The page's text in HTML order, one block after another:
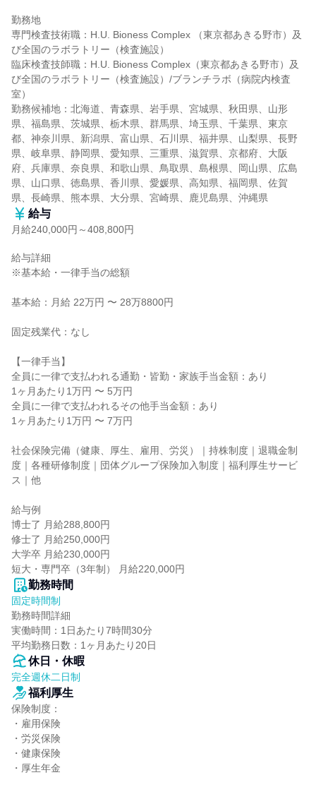
勤務地
専門検査技術職：H.U. Bioness Complex （東京都あきる野市）及
び全国のラボラトリー（検査施設）
臨床検査技師職：H.U. Bioness Complex（東京都あきる野市）及
び全国のラボラトリー（検査施設）/ブランチラボ（病院内検査
室）
勤務候補地：北海道、青森県、岩手県、宮城県、秋田県、山形
県、福島県、茨城県、栃木県、群馬県、埼玉県、千葉県、東京
都、神奈川県、新潟県、富山県、石川県、福井県、山梨県、長野
県、岐阜県、静岡県、愛知県、三重県、滋賀県、京都府、大阪
府、兵庫県、奈良県、和歌山県、鳥取県、島根県、岡山県、広島
県、山口県、徳島県、香川県、愛媛県、高知県、福岡県、佐賀
県、長崎県、熊本県、大分県、宮崎県、鹿児島県、沖縄県
給与
月給240,000円～408,800円
給与詳細
※基本給・一律手当の総額
基本給：月給 22万円 〜 28万8800円
固定残業代：なし
【一律手当】
全員に一律で支払われる通勤・皆勤・家族手当金額：あり
1ヶ月あたり1万円 〜 5万円
全員に一律で支払われるその他手当金額：あり
1ヶ月あたり1万円 〜 7万円
社会保険完備（健康、厚生、雇用、労災）｜持株制度｜退職金制
度｜各種研修制度｜団体グループ保険加入制度｜福利厚生サービ
ス｜他
給与例
博士了 月給288,800円
修士了 月給250,000円
大学卒 月給230,000円
短大・専門卒（3年制） 月給220,000円
勤務時間
固定時間制
勤務時間詳細
実働時間：1日あたり7時間30分
平均勤務日数：1ヶ月あたり20日
休日・休暇
完全週休二日制
福利厚生
保険制度：
・雇用保険
・労災保険
・健康保険
・厚生年金